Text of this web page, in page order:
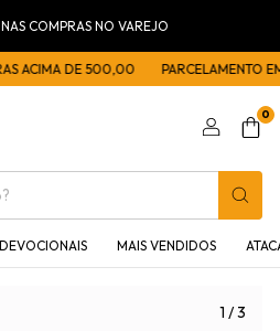
COMPRAS NO VAREJO
ACIMA DE 500,00 PARCELAMENTO EM
0
DEVOCIONAIS MAIS VENDIDOS
1 /3